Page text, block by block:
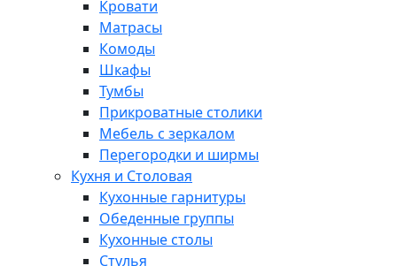
Кровати
Матрасы
Комоды
Шкафы
Тумбы
Прикроватные столики
Мебель с зеркалом
Перегородки и ширмы
Кухня и Столовая
Кухонные гарнитуры
Обеденные группы
Кухонные столы
Стулья